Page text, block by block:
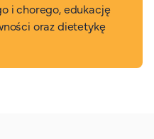
i chorego, edukację
oraz dietetykę